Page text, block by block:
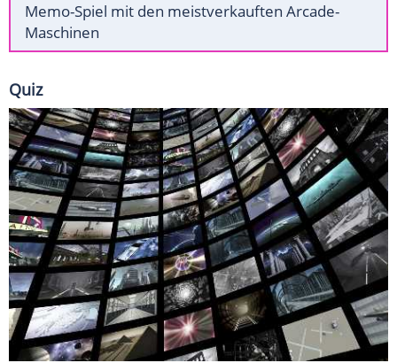
Memo-Spiel mit den meistverkauften Arcade-
Maschinen
Quiz